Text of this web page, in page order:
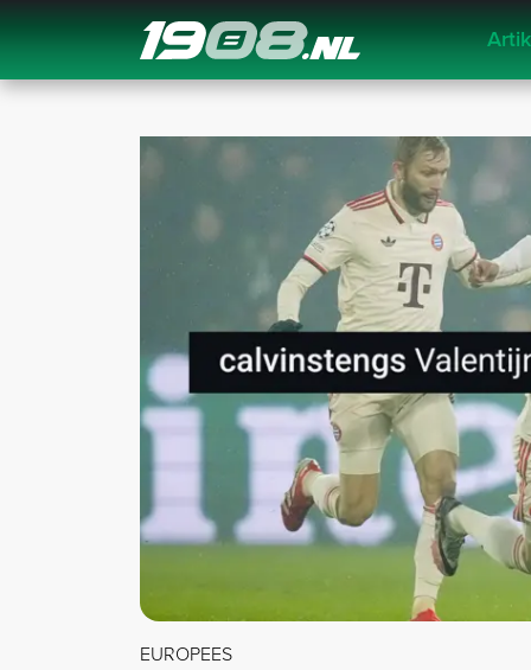
Navigation
EUROPEES